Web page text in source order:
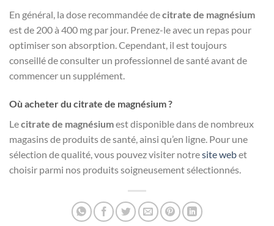
En général, la dose recommandée decitrate de magnésium
est de 200 à 400 mg par jour. Prenez-le avec un repas pour
optimiser son absorption. Cependant, il est toujours
conseillé de consulter un professionnel de santé avant de
commencer un supplément.
Où acheter du citrate de magnésium ?
Lecitrate de magnésiumest disponible dans de nombreux
magasins de produits de santé, ainsi qu’en ligne. Pour une
sélection de qualité, vous pouvez visiter notresite webet
choisir parmi nos produits soigneusement sélectionnés.